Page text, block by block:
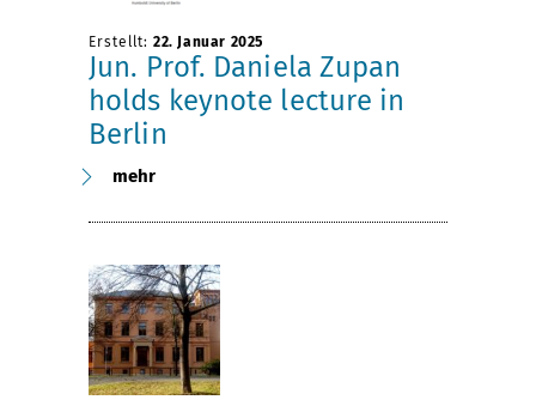
Erstellt: 22. Januar 2025
Jun. Prof. Daniela Zupan
holds keynote lecture in
Berlin
mehr